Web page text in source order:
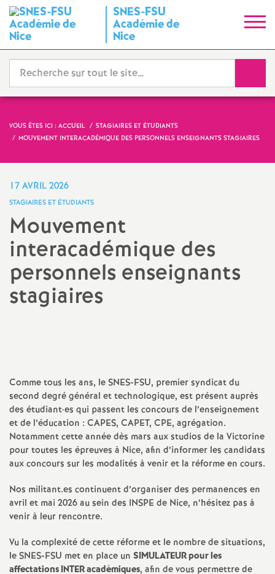
SNES-FSU
Académie de
Nice
y
n
i
t
N
o
n
a
l
e
VOUS ÊTES ICI : ACCUEIL
STAGIAIRES ET ÉTUDIANTS
MOUVEMENT INTERACADÉMIQUE DES PERSONNELS ENSEIGNANTS STAGIAIRES
17 AVRIL 2026
STAGIAIRES ET ÉTUDIANTS
Mouvement
interacadémique des
personnels enseignants
stagiaires
Comme tous les ans, le SNES-FSU, premier syndicat du
second degré général et technologique, est présent auprès
des étudiant·es qui passent les concours de l’enseignement
et de l’éducation : CAPES, CAPET, CPE, agrégation.
Notamment cette année dès mars aux studios de la Victorine
pour toutes les épreuves à Nice, afin d’informer les candidats
aux concours sur les modalités à venir et la réforme en cours.
Nos militant.es continuent d’organiser des permanences en
avril et mai 2026 au sein des INSPE de Nice, n’hésitez pas à
venir à leur rencontre.
Vu la complexité de cette réforme et le nombre de situations,
le SNES-FSU met en place un SIMULATEUR pour les
affectations INTER académiques, afin de vous permettre de